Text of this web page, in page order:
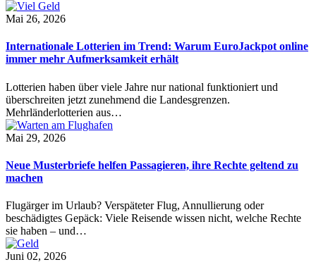
Mai 26, 2026
Internationale Lotterien im Trend: Warum EuroJackpot online
immer mehr Aufmerksamkeit erhält
Lotterien haben über viele Jahre nur national funktioniert und
überschreiten jetzt zunehmend die Landesgrenzen.
Mehrländerlotterien aus…
Mai 29, 2026
Neue Musterbriefe helfen Passagieren, ihre Rechte geltend zu
machen
Flugärger im Urlaub? Verspäteter Flug, Annullierung oder
beschädigtes Gepäck: Viele Reisende wissen nicht, welche Rechte
sie haben – und…
Juni 02, 2026